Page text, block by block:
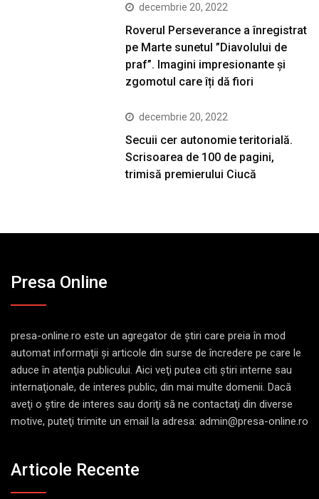
decembrie 20, 2022
Roverul Perseverance a înregistrat
pe Marte sunetul ”Diavolului de
praf”. Imagini impresionante și
zgomotul care îți dă fiori
decembrie 20, 2022
Secuii cer autonomie teritorială.
Scrisoarea de 100 de pagini,
trimisă premierului Ciucă
Presa Online
presa-online.ro este un agregator de ştiri care preia în mod
automat informaţii şi articole din surse de încredere pe care le
aduce în atenţia publicului. Aici veţi putea citi ştiri interne sau
internaţionale, de interes public, din mai multe domenii. Dacă
aveţi o ştire de interes sau doriţi să ne contactaţi din diverse
motive, puteţi trimite un email la adresa: admin@presa-online.ro
Articole Recente